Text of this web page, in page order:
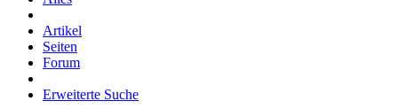
Artikel
Seiten
Forum
Erweiterte Suche